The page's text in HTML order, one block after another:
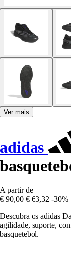
Ver mais
adidas
A partir de
€ 90,00 € 63,32 -30%
Descubra os adidas
agilidade, suporte,
basquetebol.